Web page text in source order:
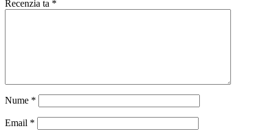
Recenzia ta *
Nume *
Email *